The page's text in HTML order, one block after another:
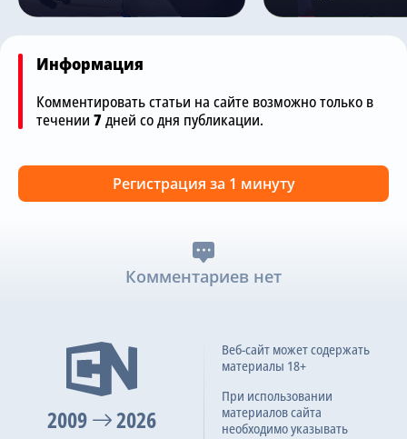
Информация
Комментировать статьи на сайте возможно только в
течении 7дней со дня публикации.
Регистрация за 1 минуту
Комментариев нет
2009 2026
Веб-сайт может содержать
материалы 18+
При использовании
материалов сайта
необходимо указывать